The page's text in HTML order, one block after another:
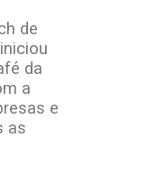
de
da
a
e
as